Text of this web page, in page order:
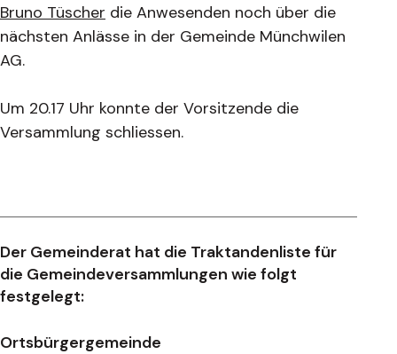
Bruno Tüscher die Anwesenden noch über die
nächsten Anlässe in der Gemeinde Münchwilen
AG.
Um 20.17 Uhr konnte der Vorsitzende die
Versammlung schliessen.
Der Gemeinderat hat die Traktandenliste für
die Gemeindeversammlungen wie folgt
festgelegt:
Ortsbürgergemeinde